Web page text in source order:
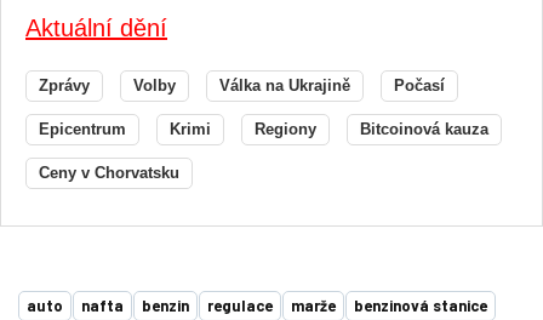
Aktuální dění
Zprávy Volby Válka na Ukrajině Počasí
Epicentrum Krimi Regiony Bitcoinová kauza
Ceny v Chorvatsku
auto nafta benzin regulace marže benzinová stanice